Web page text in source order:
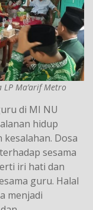
Ma’arif Metro
di MI NU
hidup
kesalahan. Dosa
sesama
iri hati dan
guru. Halal
menjadi